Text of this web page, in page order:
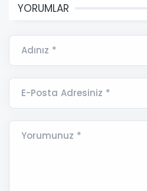
YORUMLAR
Adınız *
E-Posta Adresiniz *
Yorumunuz *